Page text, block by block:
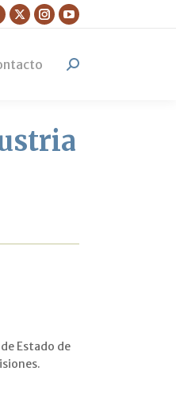
X
opens
window
Instagram
opens
window
YouTube
opens
Search:
Estado de